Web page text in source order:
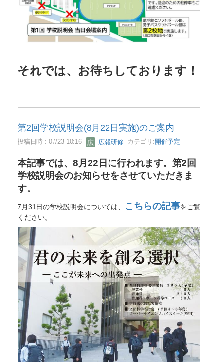
それでは、お待ちしております！
第2回学校説明会(8月22日実施)のご案内
投稿日時 : 07/23 10:16 広報研修 カテゴリ:開催予定
本記事では、8月22日に行われます。第2回
学校説明会のお知らせをさせていただきま
す。
7月31日の学校説明会については、 こちらの記事をご覧
ください。